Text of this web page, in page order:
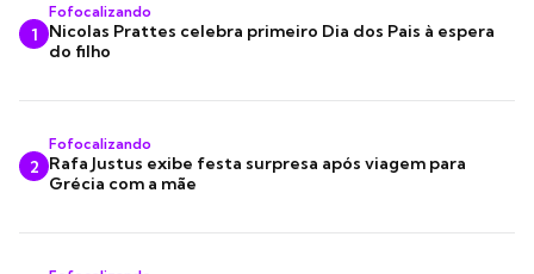
1
Fofocalizando
Nicolas Prattes celebra primeiro Dia dos Pais à espera
do filho
2
Fofocalizando
Rafa Justus exibe festa surpresa após viagem para
Grécia com a mãe